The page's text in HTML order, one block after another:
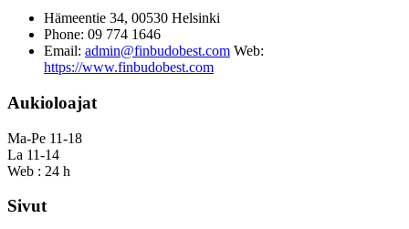
Hämeentie 34, 00530 Helsinki
Phone: 09 774 1646
Email: admin@finbudobest.com Web:
https://www.finbudobest.com
Aukioloajat
Ma-Pe 11-18
La 11-14
Web : 24 h
Sivut